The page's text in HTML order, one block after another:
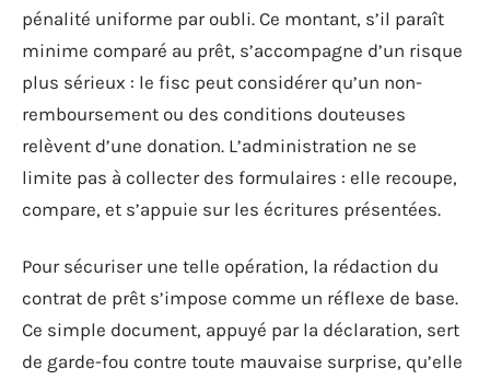
pénalité uniforme par oubli. Ce montant, s’il paraît
minime comparé au prêt, s’accompagne d’un risque
plus sérieux : le fisc peut considérer qu’un non-
remboursement ou des conditions douteuses
relèvent d’une donation. L’administration ne se
limite pas à collecter des formulaires : elle recoupe,
compare, et s’appuie sur les écritures présentées.
Pour sécuriser une telle opération, la rédaction du
contrat de prêt s’impose comme un réflexe de base.
Ce simple document, appuyé par la déclaration, sert
de garde-fou contre toute mauvaise surprise, qu’elle